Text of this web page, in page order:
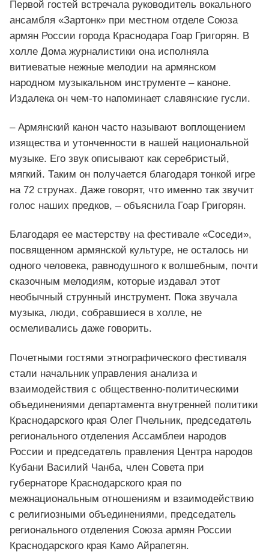
Первой гостей встречала руководитель вокального
ансамбля «Зартонк» при местном отделе Союза
армян России города Краснодара Гоар Григорян. В
холле Дома журналистики она исполняла
витиеватые нежные мелодии на армянском
народном музыкальном инструменте – каноне.
Издалека он чем-то напоминает славянские гусли.
– Армянский канон часто называют воплощением
изящества и утонченности в нашей национальной
музыке. Его звук описывают как серебристый,
мягкий. Таким он получается благодаря тонкой игре
на 72 струнах. Даже говорят, что именно так звучит
голос наших предков, – объяснила Гоар Григорян.
Благодаря ее мастерству на фестивале «Соседи»,
посвященном армянской культуре, не осталось ни
одного человека, равнодушного к волшебным, почти
сказочным мелодиям, которые издавал этот
необычный струнный инструмент. Пока звучала
музыка, люди, собравшиеся в холле, не
осмеливались даже говорить.
Почетными гостями этнографического фестиваля
стали начальник управления анализа и
взаимодействия с общественно-политическими
объединениями департамента внутренней политики
Краснодарского края Олег Пчельник, председатель
регионального отделения Ассамблеи народов
России и председатель правления Центра народов
Кубани Василий Чанба, член Совета при
губернаторе Краснодарского края по
межнациональным отношениям и взаимодействию
с религиозными объединениями, председатель
регионального отделения Союза армян России
Краснодарского края Камо Айрапетян.